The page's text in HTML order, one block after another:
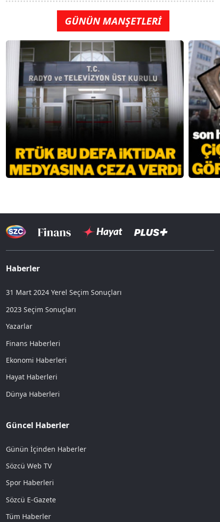
GÜNÜN MANŞETLERİ
Haberler
31 Mart 2024 Yerel Seçim Sonuçları
2023 Seçim Sonuçları
Yazarlar
Finans Haberleri
Ekonomi Haberleri
Hayat Haberleri
Dünya Haberleri
Güncel Haberler
Günün İçinden Haberler
Sözcü Web TV
Spor Haberleri
Sözcü E-Gazete
Tüm Haberler